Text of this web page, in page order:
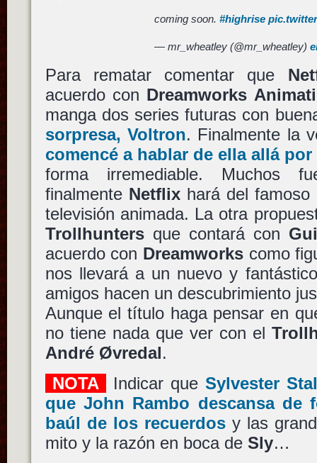
coming soon.#highrise
— mr_wheatley (@mr_wheatley)
Para rematar comentar que
acuerdo con Dreamworks
manga dos series futuras con
sorpresa, Voltron. Finalmente la
comencé a hablar de ella allá por
forma irremediable. Muchos
finalmente Netflixhará del famoso
televisión animada. La otra
Trollhuntersque contará con
acuerdo con Dreamworkscomo
nos llevará a un nuevo y
amigos hacen un descubrimiento
Aunque el título haga pensar en
no tiene nada que ver con el
André Øvredal.
NOTA
Indicar queSylvester
que John Rambo descansa de
baúl de los recuerdosy las
mito y la razón en boca de Sly…